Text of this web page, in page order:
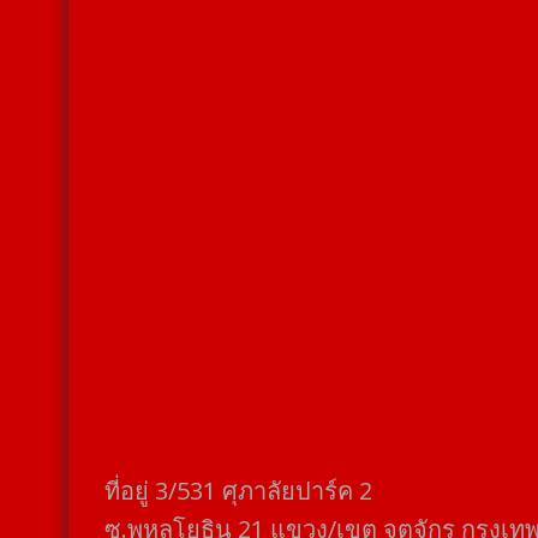
ที่อยู่​ 3/531​ ศุภาลัยปาร์ค​ 2
ซ.พหลโยธิน​ 21​ แขวง/เขต​ จตุจักร​ กรุงเท